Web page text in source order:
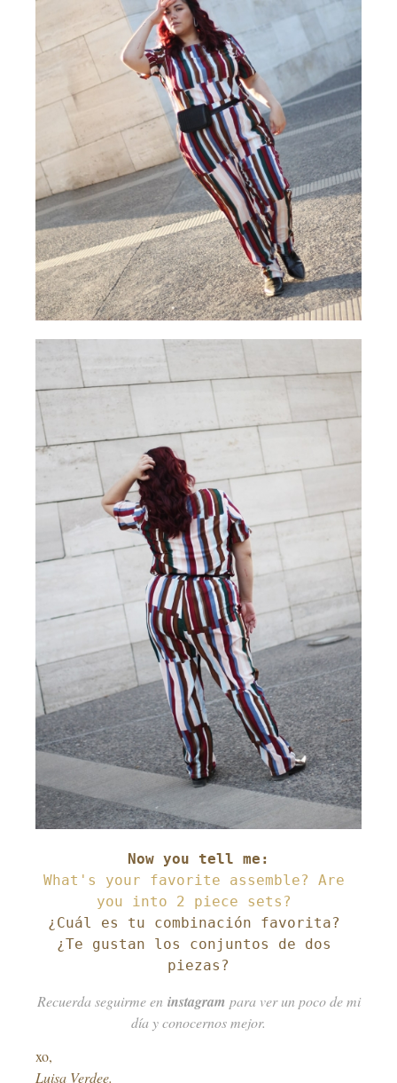
What's your favorite assemble? Are
¿Cuál es tu combinación favorita?
¿Te gustan los conjuntos de dos
piezas?
Recuerda seguirme en instagram para ver un poco de mi
día y conocernos mejor.
xo,
Luisa Verdee.